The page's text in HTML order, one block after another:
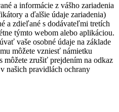
a informácie z vášho zariadenia
a ďalšie údaje zariadenia)
a zdieľané s dodávateľmi tretích
týmto webom alebo aplikáciou.
vaše osobné údaje na základe
môžete vzniesť námietku
môžete zrušiť prejdením na odkaz
našich pravidlách ochrany